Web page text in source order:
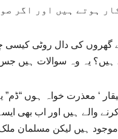
ہوتے ہیں اور اگر
گھروں کی دال روٹی
‘ معذرت خواہ ہوں
والے ہیں اور اب بھی
ہیں لیکن مسلمان